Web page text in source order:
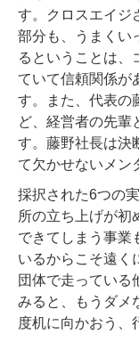
す。クロスエイジ
部分も、うまくい
るということは、
ていて信頼関係が
す。また、代表の
ど、経営者の先輩
す。藤野社長は決
て欠かせないメン
採択された6つの
所の立ち上げが初
できてしまう事業
いるからこそ遠く
団体で走っている
みると、もうダメ
度机に向かおう、